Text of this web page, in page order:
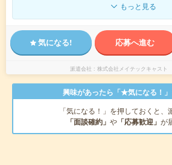
もっと見る
気になる! 応募へ進む
派遣会社 株式会社メイテックキャス
興味があったら「★気になる！」
「気になる！」を押しておくと、
「面談確約」 や 「応募歓迎」 が